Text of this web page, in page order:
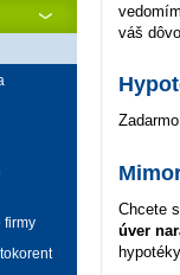
váš
Chcete
úver
firmy